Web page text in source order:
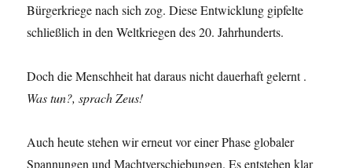
Bürgerkriege nach sich zog. Diese Entwicklung gipfelte
schließlich in den Weltkriegen des 20. Jahrhunderts.
Doch die Menschheit hat daraus nicht dauerhaft gelernt .
Was tun?, sprach Zeus!
Auch heute stehen wir erneut vor einer Phase globaler
Spannungen und Machtverschiebungen. Es entstehen klar